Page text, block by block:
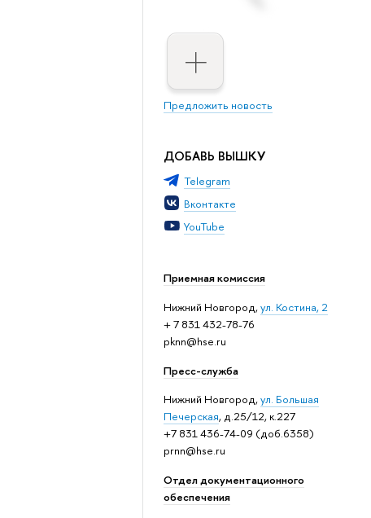
Предложить новость
ДОБАВЬ ВЫШКУ
Telegram
Вконтакте
YouTube
Приемная комиссия
Нижний Новгород,ул. Костина, 2
+ 7 831 432-78-76
pknn@hse.ru
Пресс-служба
Нижний Новгород,ул. Большая
Печерская, д.25/12, к.227
+7 831 436-74-09 (доб.6358)
prnn@hse.ru
Отдел документационного
обеспечения